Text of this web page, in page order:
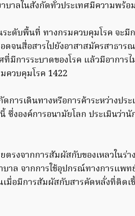
บาลในสังกัดทั่วประเทศมีความพร้
ะดับพื้นที่ ทางกรมควบคุมโรค จะมี
ดจนสื่อสารไปยังอาสาสมัครสาธา
การระบาดของโรค แล้วมีอาการไ
ควบคุมโรค 1422
การเดินทางหรือการค้าระหว่างปร
ซึ่งองค์การอนามัยโลก ประเมินว่านั
รงจากการสัมผัสกับของเหลวในร่
บาล จากการใช้อุปกรณ์ทางการแพ
มื่อมีการสัมผัสกับสารคัดหลั่งที่ติดเ